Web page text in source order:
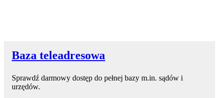
Baza teleadresowa
Sprawdź darmowy dostęp do pełnej bazy m.in. sądów i
urzędów.